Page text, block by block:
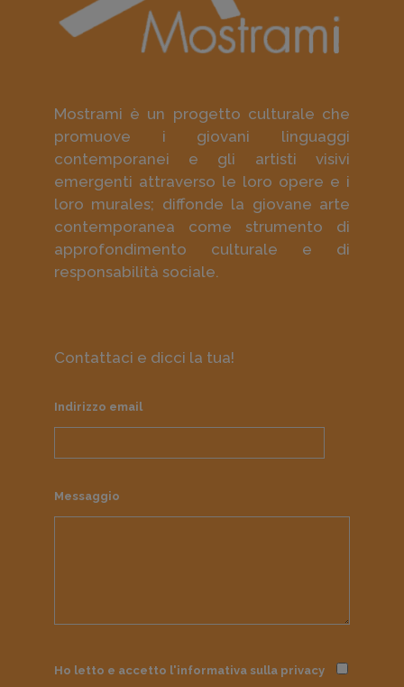
Mostrami è un progetto culturale che
promuove i giovani linguaggi
contemporanei e gli artisti visivi
emergenti attraverso le loro opere e i
loro murales; diffonde la giovane arte
contemporanea come strumento di
approfondimento culturale e di
responsabilità sociale.
Contattaci e dicci la tua!
Indirizzo email
Messaggio
Ho letto e accetto l'informativa sulla privacy